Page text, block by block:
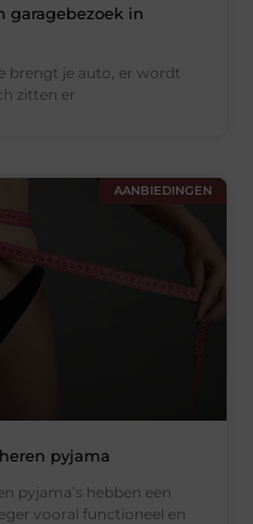
garagebezoek in
brengt je auto, er wordt
zitten er
AANBIEDINGEN
pyjama
pyjama’s hebben een
vooral functioneel en